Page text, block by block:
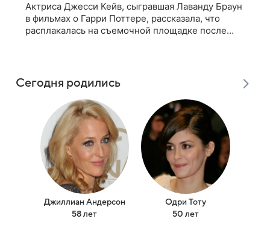
Актриса Джесси Кейв, сыгравшая Лаванду Браун
в фильмах о Гарри Поттере, рассказала, что
расплакалась на съемочной площадке после
Сегодня родились
Джиллиан Андерсон
58 лет
Одри Тоту
50 лет